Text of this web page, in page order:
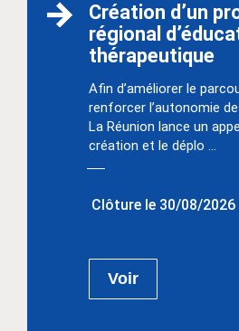
Création d’un
régional
thérapeutique
Afin d’améliorer le
renforcer l’autonomie
La Réunion lance un
création et le déplo ...
Clôture le 30/08/2026
Voir